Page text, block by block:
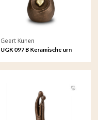
Geert Kunen
UGK 097 B Keramische urn
liefdevolle herinnering